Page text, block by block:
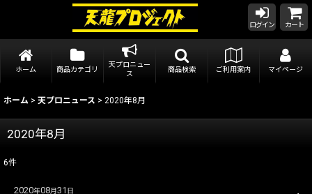
ログイン カート
ホーム 商品カテゴリ
天プロニュー
ス
商品検索 ご利用案内 マイページ
ホーム > 天プロニュース > 2020年8月
2020年8月
6件
2020年08月31 日